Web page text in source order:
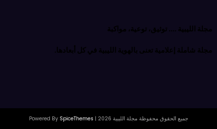
مجلة الليبية …. توثيق، توعية، مواكبة
مجلة شاملة إعلامية تعنى بالهوية الليبية في كل أبعادها.
جميع الحقوق محفوظة مجلة الليبية 2026 | Powered By SpiceThemes